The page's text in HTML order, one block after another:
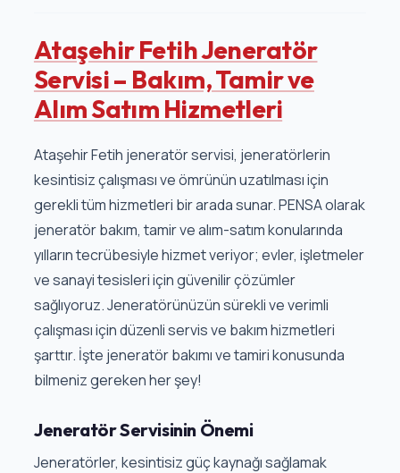
Ataşehir Fetih Jeneratör
Servisi – Bakım, Tamir ve
Alım Satım Hizmetleri
Ataşehir Fetih jeneratör servisi, jeneratörlerin
kesintisiz çalışması ve ömrünün uzatılması için
gerekli tüm hizmetleri bir arada sunar. PENSA olarak
jeneratör bakım, tamir ve alım-satım konularında
yılların tecrübesiyle hizmet veriyor; evler, işletmeler
ve sanayi tesisleri için güvenilir çözümler
sağlıyoruz. Jeneratörünüzün sürekli ve verimli
çalışması için düzenli servis ve bakım hizmetleri
şarttır. İşte jeneratör bakımı ve tamiri konusunda
bilmeniz gereken her şey!
Jeneratör Servisinin Önemi
Jeneratörler, kesintisiz güç kaynağı sağlamak